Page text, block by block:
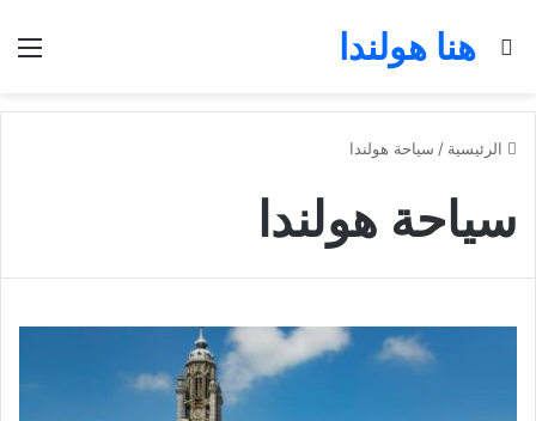
هنا هولندا
بحث عن
الرئيسية / سياحة هولندا
سياحة هولندا